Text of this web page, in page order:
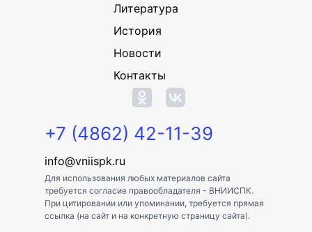
Литература
История
Новости
Контакты
+7 (4862) 42-11-39
info@vniispk.ru
Для использования любых материалов сайта
требуется согласие правообладателя - ВНИИСПК.
При цитировании или упоминании, требуется прямая
ссылка (на сайт и на конкретную страницу сайта).